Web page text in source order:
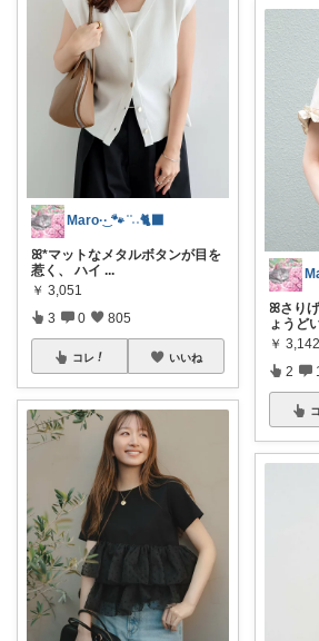
Maro·͜· 🐾 ͗ ͗˒˒🐈‍⬛
ꕤ*マットなメタルボタンが目を
惹く、 ハイ ...
￥ 3,051
3 0 805
コレ いいね
ꕤさり
ょうど
￥ 3,142
2 1